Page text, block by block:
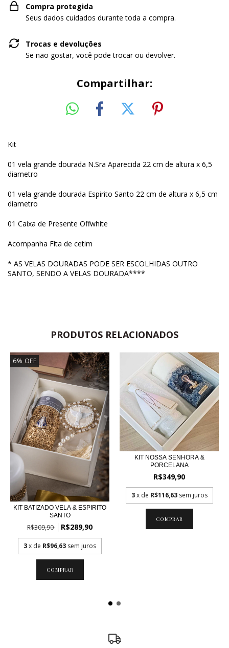
Compra protegida
Seus dados cuidados durante toda a compra.
Trocas e devoluções
Se não gostar, você pode trocar ou devolver.
Compartilhar:
Kit
01 vela grande dourada N.Sra Aparecida 22 cm de altura x 6,5
diametro
01 vela grande dourada Espirito Santo 22 cm de altura x 6,5 cm
diametro
01 Caixa de Presente Offwhite
Acompanha Fita de cetim
* AS VELAS DOURADAS PODE SER ESCOLHIDAS OUTRO
SANTO, SENDO A VELAS DOURADA****
PRODUTOS RELACIONADOS
6% OFF
KIT BATIZADO VELA & ESPIRITO
SANTO
R$309,90 R$289,90
3x de R$96,63 sem juros
KIT NOSSA SENHORA &
PORCELANA
R$349,90
3 x de R$116,63 sem juros